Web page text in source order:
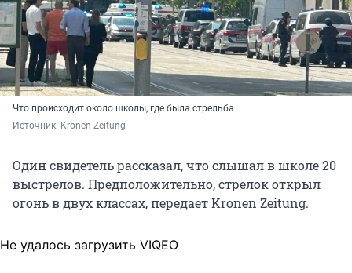
Что происходит около школы, где была стрельба
Источник: Kronen Zeitung
Один свидетель рассказал, что слышал в школе 20
выстрелов. Предположительно, стрелок открыл
огонь в двух классах, передает Kronen Zeitung.
Не удалось загрузить VIQEO